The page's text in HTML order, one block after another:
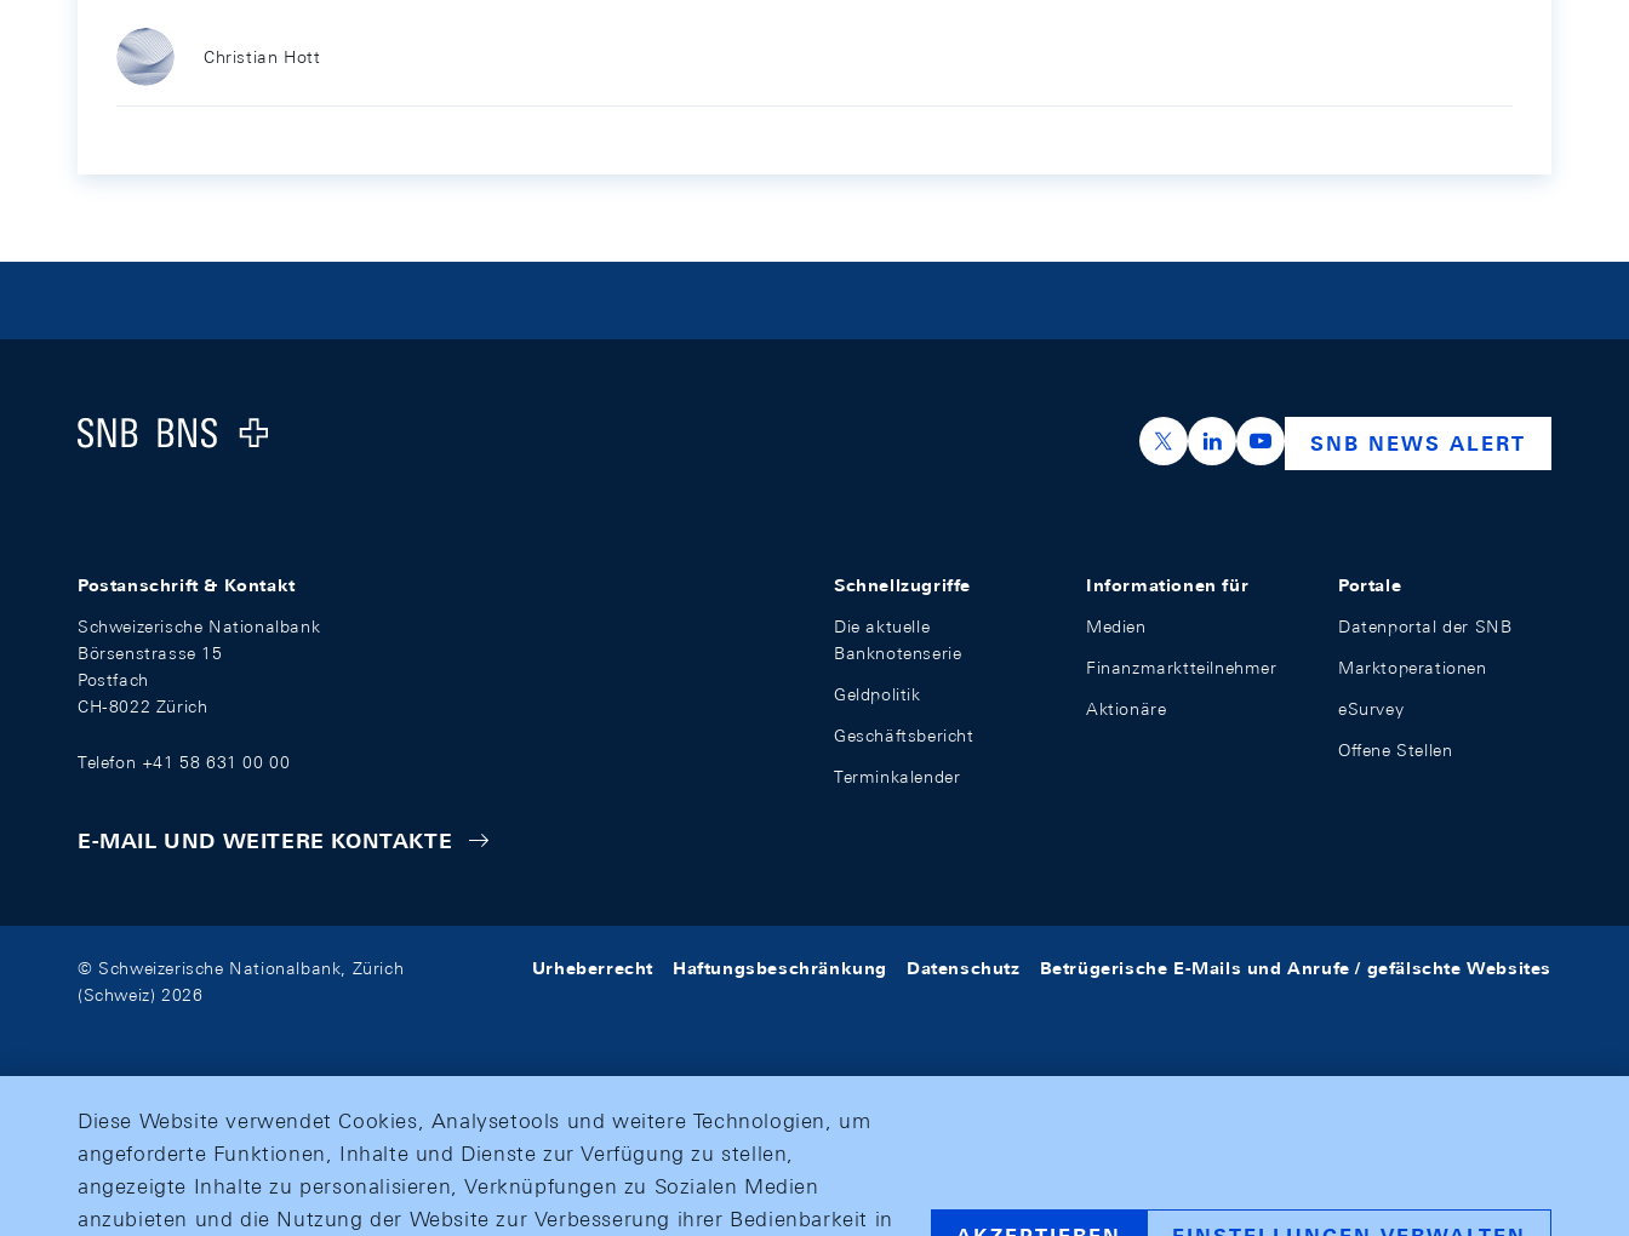
Christian Hott
Logo
https://x.com/snb_bns
https://ch.linkedin.com/company/swiss-
https://www.youtube.com/
SNB NEWS ALERT
Postanschrift & Kontakt
Schweizerische Nationalbank
Börsenstrasse 15
Postfach
CH-8022 Zürich
Telefon +41 58 631 00 00
E-MAIL UND WEITERE KONTAKTE
Schnellzugriffe
Die aktuelle
Banknotenserie
Geldpolitik
Geschäftsbericht
Terminkalender
Informationen für
Medien
Finanzmarktteilnehmer
Aktionäre
Portale
Datenportal der SNB
Marktoperationen
eSurvey
Offene Stellen
© Schweizerische Nationalbank, Zürich
(Schweiz) 2026
Urheberrecht Haftungsbeschränkung Datenschutz Betrügerische E-Mails und Anrufe / gefälschte Websites
Diese Website verwendet Cookies, Analysetools und weitere Technologien, um
angeforderte Funktionen, Inhalte und Dienste zur Verfügung zu stellen,
angezeigte Inhalte zu personalisieren, Verknüpfungen zu Sozialen Medien
anzubieten und die Nutzung der Website zur Verbesserung ihrer Bedienbarkeit in